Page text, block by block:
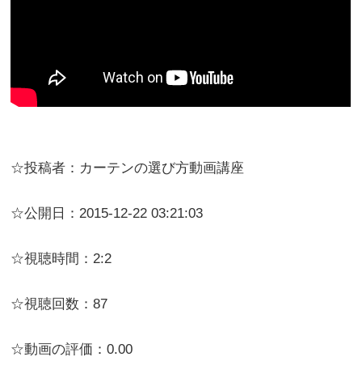
☆投稿者：カーテンの選び方動画講座
☆公開日：2015-12-22 03:21:03
☆視聴時間：2:2
☆視聴回数：87
☆動画の評価：0.00